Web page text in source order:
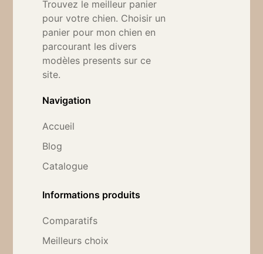
Trouvez le meilleur panier
pour votre chien. Choisir un
panier pour mon chien en
parcourant les divers
modèles presents sur ce
site.
Navigation
Accueil
Blog
Catalogue
Informations produits
Comparatifs
Meilleurs choix